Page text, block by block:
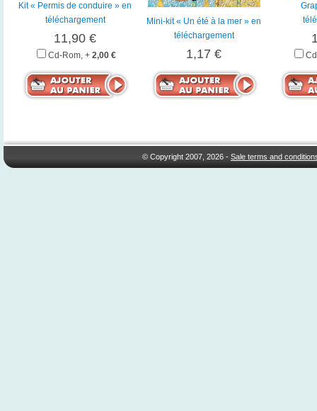
Kit « Permis de conduire » en
téléchargement
11,90 €
Cd-Rom, + 2,00 €
Mini-kit « Un été à la mer » en
téléchargement
1,17 €
© Copyright 2007, 2026 -Sale terms and